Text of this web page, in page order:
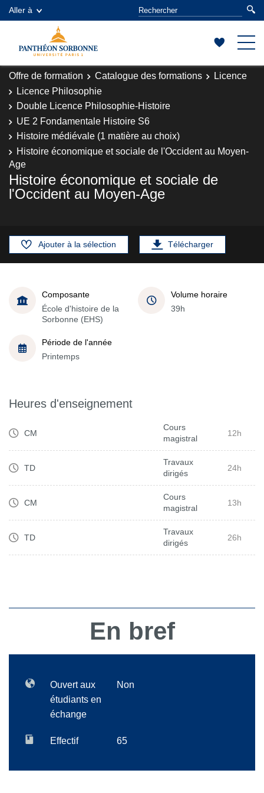
Aller à
Offre de formation Catalogue des formations
Licence
Licence Philosophie
Double Licence Philosophie-Histoire
UE 2 Fondamentale Histoire S6
Histoire médiévale (1 matière au choix)
Histoire économique et sociale de l'Occident au Moyen-
Age
Histoire économique et sociale de
l'Occident au Moyen-Age
Ajouter à la sélection Télécharger
Composante
École d'histoire de la
Sorbonne (EHS)
Volume horaire
39h
Période de l'année
Printemps
Heures d'enseignement
CM
Cours
magistral
12h
TD
Travaux
dirigés
24h
CM
Cours
magistral
13h
TD
Travaux
dirigés
26h
En bref
Ouvert aux
étudiants en
échange
Non
Effectif 65